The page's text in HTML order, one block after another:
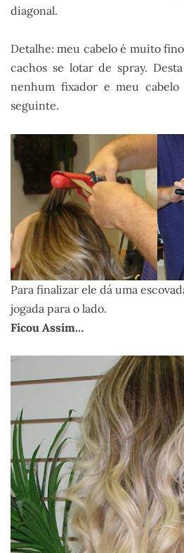
diagonal.
Detalhe: meu cabelo é muito
cachos se lotar de spray.
nenhum fixador e meu
seguinte.
Para finalizar ele dá uma
jogada para o lado.
Ficou Assim…